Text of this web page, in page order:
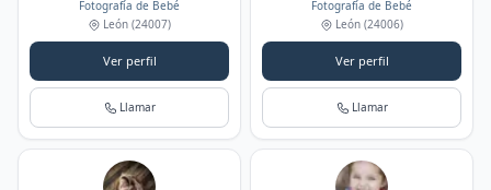
Fotografía de Bebé
León (24007)
Ver perfil
Llamar
Fotografía de Bebé
León (24006)
Ver perfil
Llamar